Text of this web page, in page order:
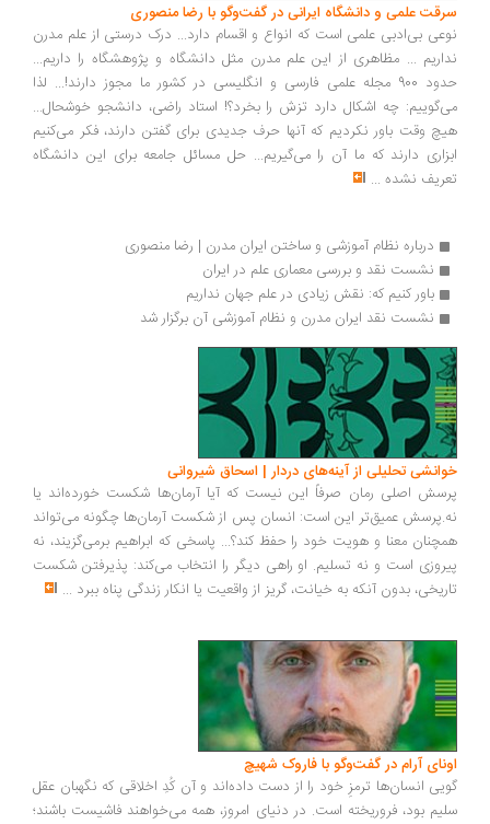
سرقت علمی و دانشگاه ایرانی در گفت‌وگو با رضا منصوری
نوعی بی‌ادبی علمی است که انواع و اقسام دارد... درک درستی از علم مدرن
نداریم ... مظاهری از این علم مدرن مثل دانشگاه و پژوهشگاه را داریم...
حدود 900 مجله علمی فارسی و انگلیسی در کشور ما مجوز دارند!... لذا
می‌گوییم: چه اشکال دارد تزش را بخرد؟! استاد راضی، دانشجو خوشحال...
هیچ‌ وقت باور نکردیم که آنها حرف جدیدی برای گفتن دارند، فکر می‌کنیم
ابزاری دارند که ما آن را می‌گیریم... حل مسائل جامعه برای این دانشگاه
تعریف نشده ...
درباره نظام آموزشی و ساختن ایران مدرن | رضا منصوری
نشست نقد و بررسی معماری علم در ایران
باور کنیم که: نقش زیادی در علم جهان نداریم
نشست نقد ایران مدرن و نظام آموزشی آن برگزار شد
خوانشی تحلیلی از آینه‌های دردار | اسحاق شیروانی
پرسش اصلی رمان صرفاً این نیست که آیا آرمان‌ها شکست خورده‌اند یا
نه.پرسش عمیق‌تر این است: انسان پس از شکست آرمان‌ها چگونه می‌تواند
همچنان معنا و هویت خود را حفظ کند؟... پاسخی که ابراهیم برمی‌گزیند، نه
پیروزی است و نه تسلیم. او راهی دیگر را انتخاب می‌کند: پذیرفتن شکست
تاریخی، بدون آنکه به خیانت، گریز از واقعیت یا انکار زندگی پناه ببرد ...
اونای آرام در گفت‌وگو با فاروک شهیچ‭
گویی انسان‌ها ترمزِ خود را از دست داده‌اند و آن کُدِ اخلاقی که نگهبان عقل
سلیم بود، فروریخته است. در دنیای امروز، همه می‌خواهند فاشیست باشند؛